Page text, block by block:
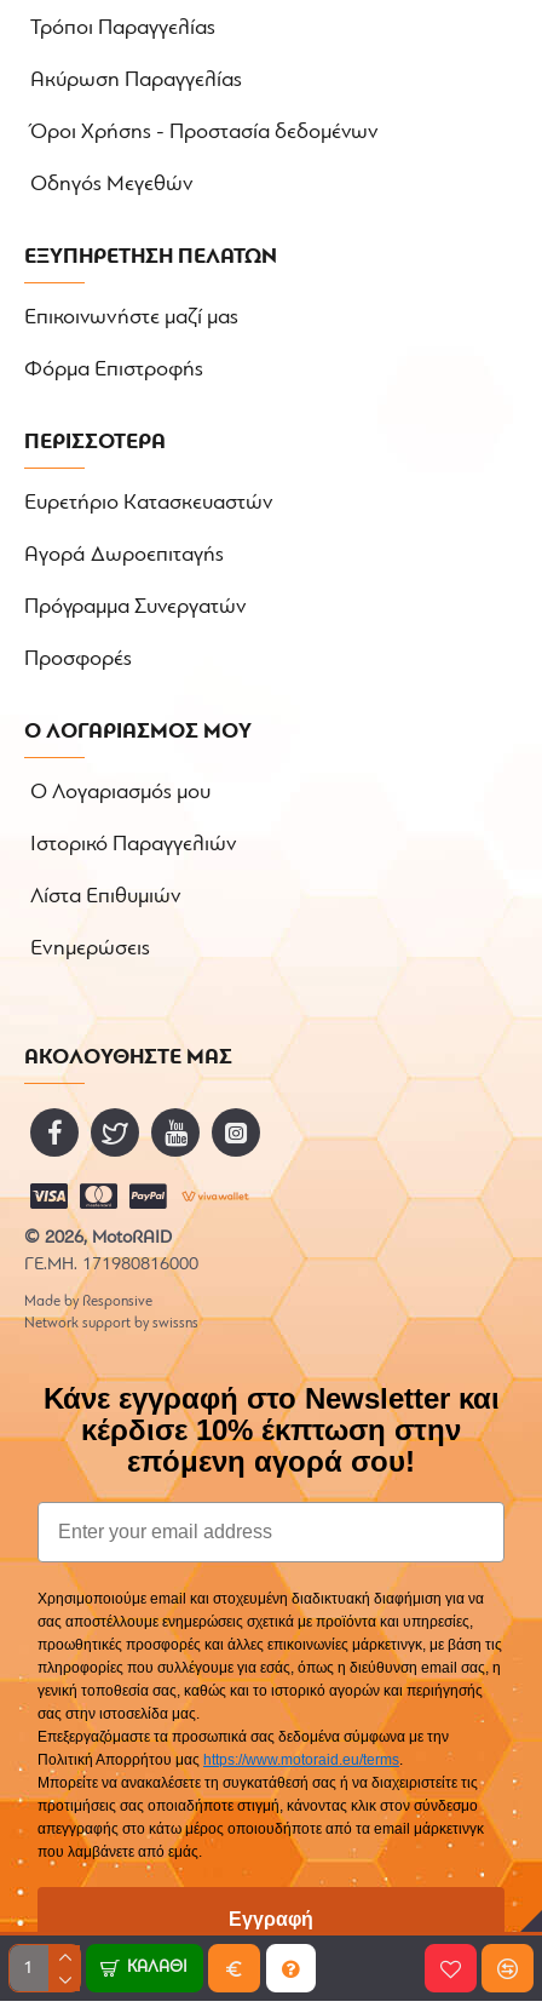
ΚΑΛΆΘΙ
Τρόποι Παραγγελίας
Ακύρωση Παραγγελίας
Όροι Χρήσης - Προστασία δεδομένων
Οδηγός Μεγεθών
ΕΞΥΠΗΡΕΤΗΣΗ ΠΕΛΑΤΩΝ
Επικοινωνήστε μαζί μας
Φόρμα Επιστροφής
ΠΕΡΙΣΣΟΤΕΡΑ
Ευρετήριο Κατασκευαστών
Αγορά Δωροεπιταγής
Πρόγραμμα Συνεργατών
Προσφορές
Ο ΛΟΓΑΡΙΑΣΜΟΣ ΜΟΥ
Ο Λογαριασμός μου
Ιστορικό Παραγγελιών
Λίστα Επιθυμιών
Ενημερώσεις
ΑΚΟΛΟΥΘΗΣΤΕ ΜΑΣ
© 2026, MotoRAID
ΓΕ.ΜΗ. 171980816000
Made by Responsive
Network support by swissns
Κάνε εγγραφή στο Newsletter και
κέρδισε 10% έκπτωση στην
επόμενη αγορά σου!
Email
Χρησιμοποιούμε email και στοχευμένη διαδικτυακή διαφήμιση για να
σας αποστέλλουμε ενημερώσεις σχετικά με προϊόντα και υπηρεσίες,
προωθητικές προσφορές και άλλες επικοινωνίες μάρκετινγκ, με βάση τις
πληροφορίες που συλλέγουμε για εσάς, όπως η διεύθυνση email σας, η
γενική τοποθεσία σας, καθώς και το ιστορικό αγορών και περιήγησής
σας στην ιστοσελίδα μας.
Επεξεργαζόμαστε τα προσωπικά σας δεδομένα σύμφωνα με την
Πολιτική Απορρήτου μας https://www.motoraid.eu/terms.
Μπορείτε να ανακαλέσετε τη συγκατάθεσή σας ή να διαχειριστείτε τις
προτιμήσεις σας οποιαδήποτε στιγμή, κάνοντας κλικ στον σύνδεσμο
απεγγραφής στο κάτω μέρος οποιουδήποτε από τα email μάρκετινγκ
που λαμβάνετε από εμάς.
Εγγραφή